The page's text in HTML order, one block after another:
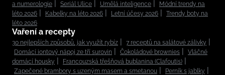
a numerologie
Seriál Ulice Umělá inteligence
Módní trendy na
léto 2026
Kabelky na léto 2026 Letní účesy 2026
Trendy boty na
léto 2026
Vaření a recepty
30 nejlepších způsobů, jak využít rybíz
7 receptů na salátové zálivky
Domácí iontový nápoj ze tří surovin
Čokoládové brownies
Vláčné
domácí housky
Francouzská třešňová bublanina (Clafoutis)
Zapečené brambory s uzeným masem a smetanou
Perník s jablky